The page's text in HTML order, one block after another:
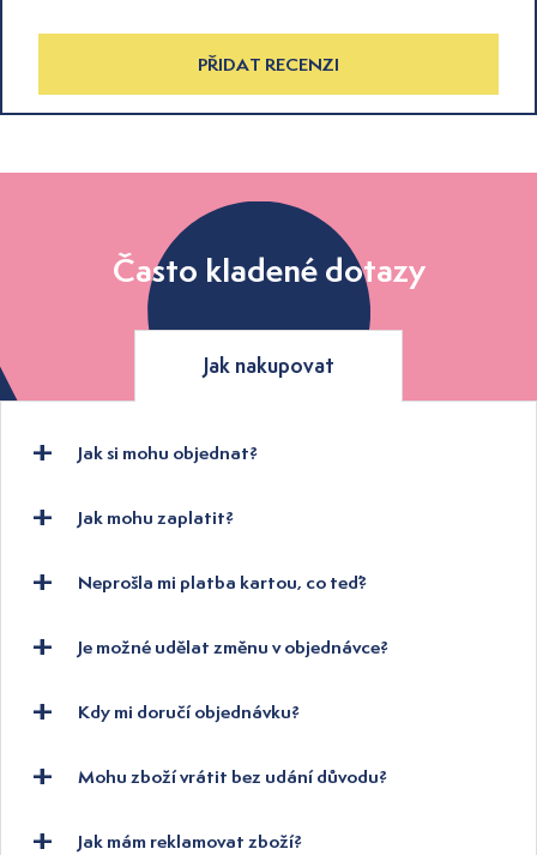
PŘIDAT RECENZI
Často kladené dotazy
Jak nakupovat
Jak si mohu objednat?
Jak mohu zaplatit?
Neprošla mi platba kartou, co teď?
Je možné udělat změnu v objednávce?
Kdy mi doručí objednávku?
Mohu zboží vrátit bez udání důvodu?
Jak mám reklamovat zboží?